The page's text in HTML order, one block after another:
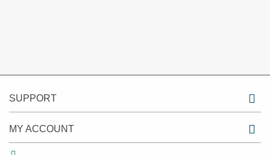
SUPPORT
MY ACCOUNT